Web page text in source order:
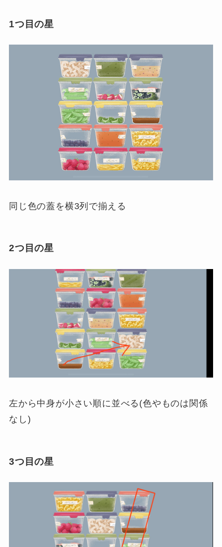
1つ目の星
同じ色の蓋を横3列で揃える
2つ目の星
左から中身が小さい順に並べる(色やものは関係
なし)
3つ目の星